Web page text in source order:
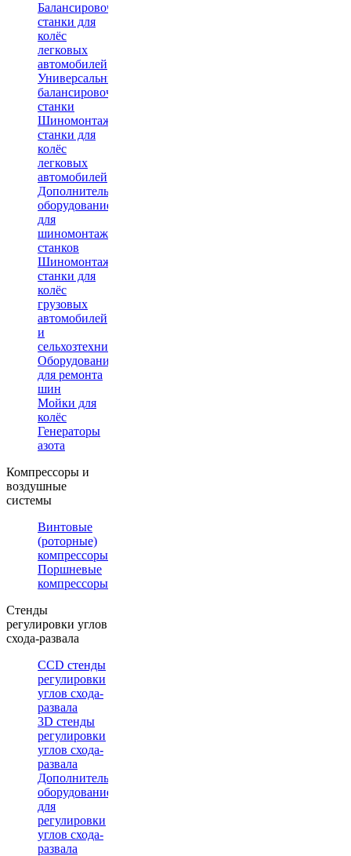
Балансировочные
станки для
колёс
легковых
автомобилей
Универсальные
балансировочные
станки
Шиномонтажные
станки для
колёс
легковых
автомобилей
Дополнительное
оборудование
для
шиномонтажных
станков
Шиномонтажные
станки для
колёс
грузовых
автомобилей
и
сельхозтехники
Оборудование
для ремонта
шин
Мойки для
колёс
Генераторы
азота
Компрессоры и
воздушные
системы
Винтовые
(роторные)
компрессоры
Поршневые
компрессоры
Стенды
регулировки углов
схода-развала
CCD стенды
регулировки
углов схода-
развала
3D стенды
регулировки
углов схода-
развала
Дополнительное
оборудование
для
регулировки
углов схода-
развала